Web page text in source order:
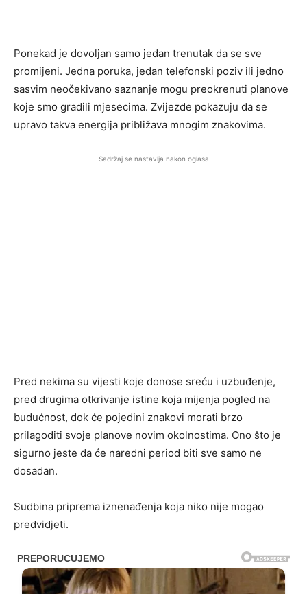
Ponekad je dovoljan samo jedan trenutak da se sve
promijeni. Jedna poruka, jedan telefonski poziv ili jedno
sasvim neočekivano saznanje mogu preokrenuti planove
koje smo gradili mjesecima. Zvijezde pokazuju da se
upravo takva energija približava mnogim znakovima.
Sadržaj se nastavlja nakon oglasa
Pred nekima su vijesti koje donose sreću i uzbuđenje,
pred drugima otkrivanje istine koja mijenja pogled na
budućnost, dok će pojedini znakovi morati brzo
prilagoditi svoje planove novim okolnostima. Ono što je
sigurno jeste da će naredni period biti sve samo ne
dosadan.
Sudbina priprema iznenađenja koja niko nije mogao
predvidjeti.